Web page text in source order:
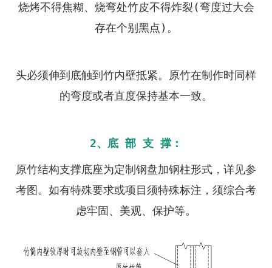
烧烤不得焦糊、烧弯处竹皮不得炸裂(弯度过大会
存在个别黑点)。
头必须伸到底触到竹内壁抵紧。原竹在制作时同样
的弯度或者直度保持基本一致。
2、底 部 支 撑：
原竹结构支撑底座为定制钢盘加钢柱形式，详见参
考图。如有特殊要求或项目须特殊标注，须综合考
虑牢固、美观、保护等。